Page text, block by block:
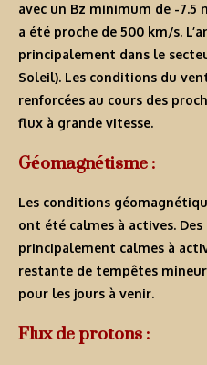
avec un Bz minimum de -7.5
a été proche de 500 km/s.
principalement dans le
Soleil). Les conditions du
renforcées au cours des
flux à grande vitesse.
Géomagnétisme :
Les conditions
ont été calmes à actives.
principalement calmes à
restante de tempêtes
pour les jours à venir.
Flux de protons :